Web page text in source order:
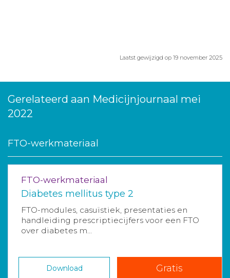
Laatst gewijzigd op 19 november 2025
Gerelateerd aan Medicijnjournaal mei
2022
FTO-werkmateriaal
FTO-werkmateriaal
Diabetes mellitus type 2
FTO-modules, casuïstiek, presentaties en
handleiding prescriptiecijfers voor een FTO
over diabetes m...
Download Gratis